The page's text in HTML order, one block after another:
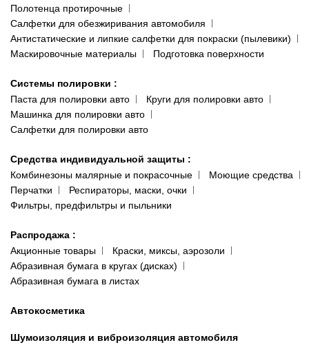
Полотенца протирочные
Салфетки для обезжиривания автомобиля
Антистатические и липкие салфетки для покраски (пылевики)
Маскировочные материалы
Подготовка поверхности
Системы полировки :
Паста для полировки авто
Круги для полировки авто
Машинка для полировки авто
Салфетки для полировки авто
Средства индивидуальной защиты :
Комбинезоны малярные и покрасочные
Моющие средства
Перчатки
Респираторы, маски, очки
Фильтры, предфильтры и пыльники
Распродажа :
Акционные товары
Краски, миксы, аэрозоли
Абразивная бумага в кругах (дисках)
Абразивная бумага в листах
Автокосметика
Шумоизоляция и виброизоляция автомобиля